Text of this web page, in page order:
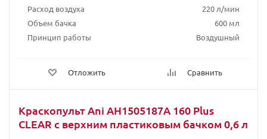
Расход воздуха
220 л/мин
Объем бачка
600 мл
Принцип работы
Воздушный
Отложить Сравнить
Краскопульт Ani AH1505187A 160 Plus
CLEAR с верхним пластиковым бачком 0,6 л